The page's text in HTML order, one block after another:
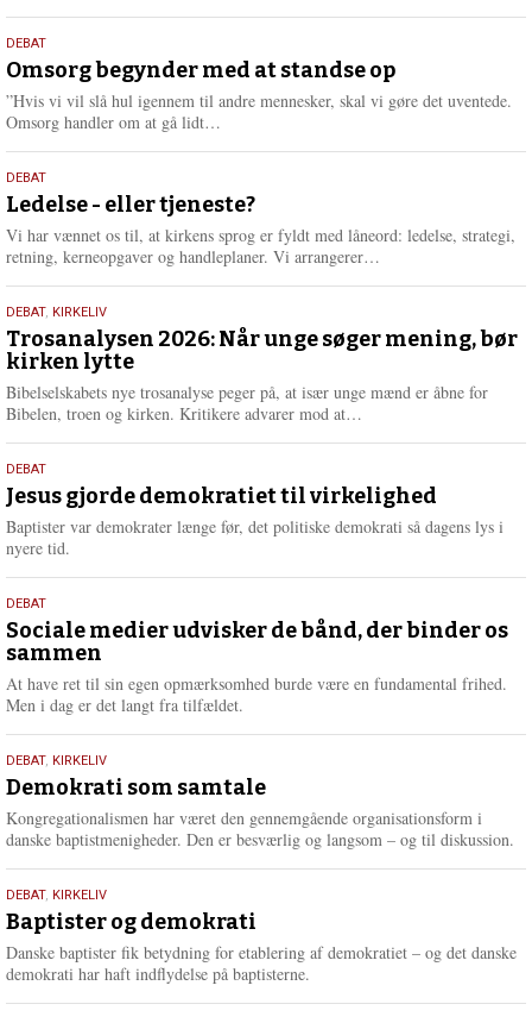
e
r
e
9.
juli
2026
DEBAT
Omsorg begynder med at standse op
”Hvis vi vil slå hul igennem til andre mennesker, skal vi gøre det uventede.
Omsorg handler om at gå lidt…
e
r
e
10.
juni
2026
DEBAT
Ledelse - eller tjeneste?
Vi har vænnet os til, at kirkens sprog er fyldt med låneord: ledelse, strategi,
retning, kerneopgaver og handleplaner. Vi arrangerer…
e
2.
juni
2026
DEBAT, KIRKELIV
Trosanalysen 2026: Når unge søger mening, bør
kirken lytte
Bibelselskabets nye trosanalyse peger på, at især unge mænd er åbne for
Bibelen, troen og kirken. Kritikere advarer mod at…
e
r
e
18.
maj
2026
DEBAT
Jesus gjorde demokratiet til virkelighed
Baptister var demokrater længe før, det politiske demokrati så dagens lys i
nyere tid.
18.
maj
2026
DEBAT
Sociale medier udvisker de bånd, der binder os
sammen
At have ret til sin egen opmærksomhed burde være en fundamental frihed.
Men i dag er det langt fra tilfældet.
18.
maj
2026
DEBAT, KIRKELIV
Demokrati som samtale
Kongregationalismen har været den gennemgående organisationsform i
danske baptistmenigheder. Den er besværlig og langsom – og til diskussion.
18.
maj
2026
DEBAT, KIRKELIV
Baptister og demokrati
Danske baptister fik betydning for etablering af demokratiet – og det danske
demokrati har haft indflydelse på baptisterne.